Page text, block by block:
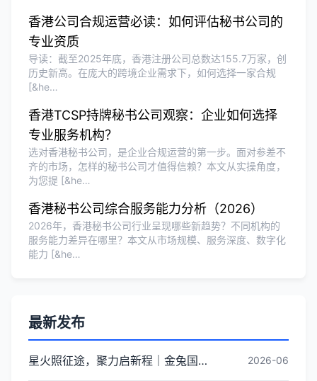
香港公司合规运营必读：如何评估秘书公司的
专业资质
导读：截至2025年底，香港注册公司总数达155.7万家，创
历史新高。在庞大的跨境企业需求下，如何选择一家合规
[&he…
香港TCSP持牌秘书公司观察：企业如何选择
专业服务机构？
选对香港秘书公司，是企业合规运营的第一步。面对参差不
齐的市场，怎样的秘书公司才值得信赖？本文从实操角度，
为您提 [&he…
香港秘书公司综合服务能力分析（2026）
2026年，香港秘书公司行业呈现哪些新趋势？不同机构的
服务能力差异在哪里？本文从市场规模、服务深度、数字化
能力 [&he…
最新发布
星火照征途，聚力启新程｜金兔国际井冈山红色研学团建圆满收官 2026-06